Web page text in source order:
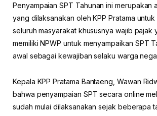
Penyampaian SPT Tahunan ini merupakan
yang dilaksanakan oleh KPP Pratama
seluruh masyarakat khususnya wajib pajak
memiliki NPWP untuk menyampaikan SPT
awal sebagai kewajiban selaku warga
Kepala KPP Pratama Bantaeng, Wawan
bahwa penyampaian SPT secara online
sudah mulai dilaksanakan sejak beberapa